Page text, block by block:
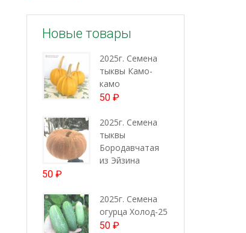
Новые товары
2025г. Семена
тыквы Камо-
камо
50 ₽
2025г. Семена
тыквы
Бородавчатая
из Эйзина
50 ₽
2025г. Семена
огурца Холод-25
50 ₽